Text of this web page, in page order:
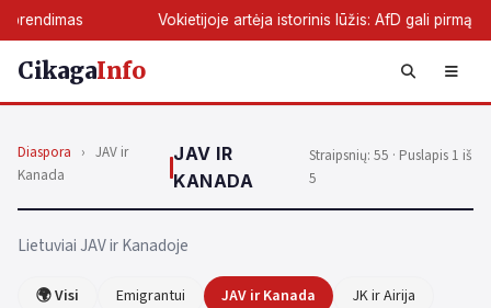
Vokietijoje artėja istorinis lūžis: AfD gali pirmą kartą
CikagaInfo
Diaspora › JAV ir
Kanada
JAV IR
KANADA
Straipsnių: 55 · Puslapis 1 iš
5
Lietuviai JAV ir Kanadoje
🌍 Visi Emigrantui JAV ir Kanada
JK ir Airija